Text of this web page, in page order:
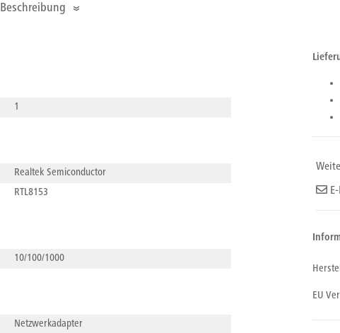
Beschreibung
1
Realtek Semiconductor
RTL8153
10/100/1000
Netzwerkadapter
EU